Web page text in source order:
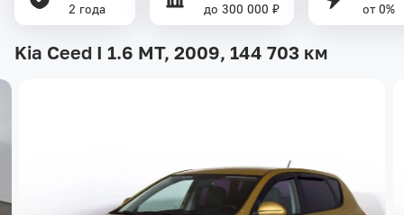
2 года
до 300 000 ₽
от 0%
Kia Ceed I 1.6 MT, 2009, 144 703 км